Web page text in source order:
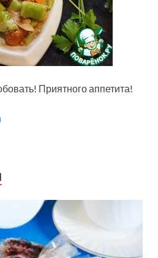
Приятного аппетита!